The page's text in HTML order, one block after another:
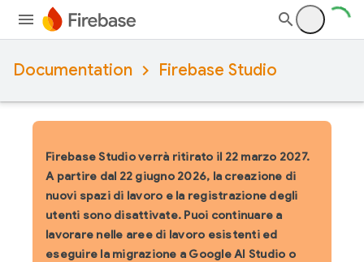
Documentation Firebase Studio
Firebase Studio verrà ritirato il 22 marzo 2027.
A partire dal 22 giugno 2026, la creazione di
nuovi spazi di lavoro e la registrazione degli
utenti sono disattivate. Puoi continuare a
lavorare nelle aree di lavoro esistenti ed
eseguire la migrazione a Google AI Studio o